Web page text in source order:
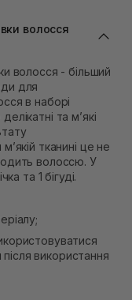
Бандери 45
15
23 (ТЦ
волосся
волосся - більший
для
в наборі
та м’які
тканині це не
волоссю. У
та 1 бігуді.
використання